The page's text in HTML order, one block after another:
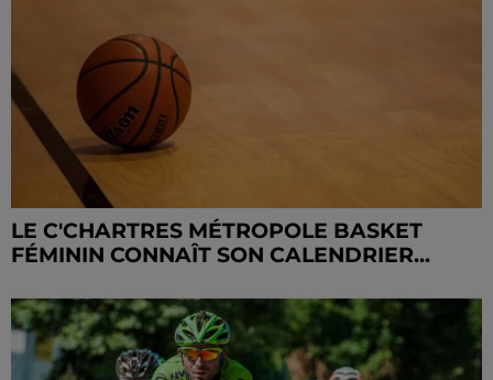
LE C'CHARTRES MÉTROPOLE BASKET
FÉMININ CONNAÎT SON CALENDRIER...